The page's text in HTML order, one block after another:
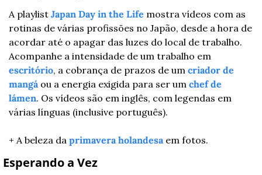
A playlist Japan Day in the Life mostra vídeos com as
rotinas de várias profissões no Japão, desde a hora de
acordar até o apagar das luzes do local de trabalho.
escritório, a cobrança de prazos de um criador de
mangá ou a energia exigida para ser um chef de
lámen. Os vídeos são em inglês, com legendas em
várias línguas (inclusive português).
+ A beleza da primavera holandesa em fotos.
Esperando a Vez